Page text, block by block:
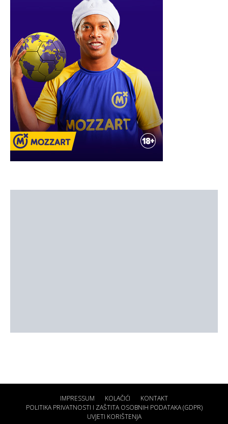
IMPRESSUM KOLAČIĆI
KONTAKT
POLITIKA PRIVATNOSTI I ZAŠTITA OSOBNIH PODATAKA (GDPR)
UVJETI KORIŠTENJA